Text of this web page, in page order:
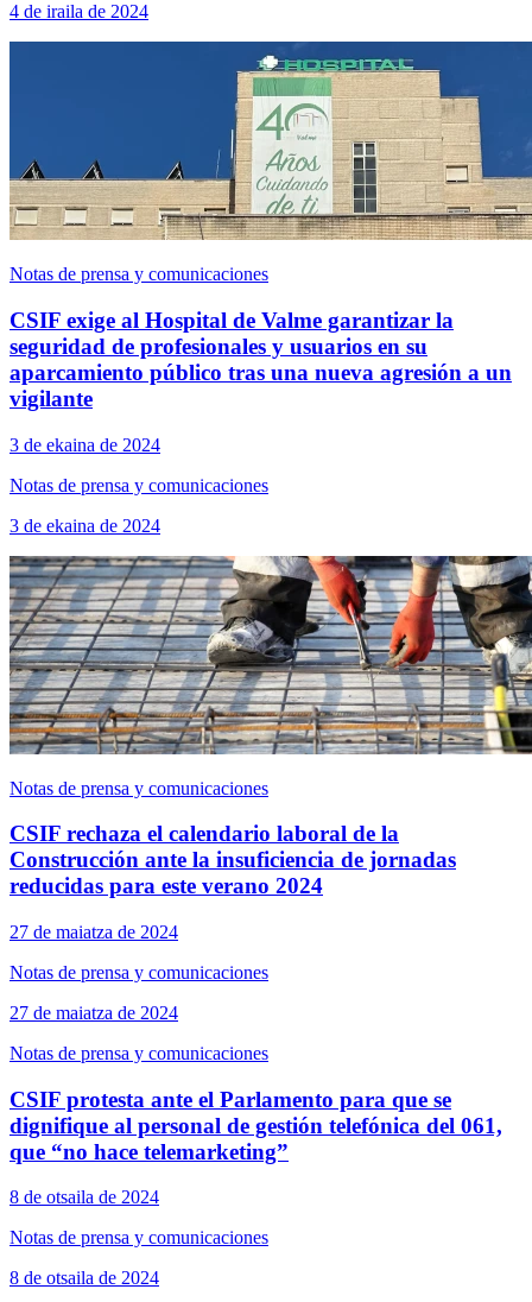
4 de iraila de 2024
Notas de prensa y comunicaciones
CSIF exige al Hospital de Valme garantizar la
seguridad de profesionales y usuarios en su
aparcamiento público tras una nueva agresión a un
vigilante
3 de ekaina de 2024
Notas de prensa y comunicaciones
3 de ekaina de 2024
Notas de prensa y comunicaciones
CSIF rechaza el calendario laboral de la
Construcción ante la insuficiencia de jornadas
reducidas para este verano 2024
27 de maiatza de 2024
Notas de prensa y comunicaciones
27 de maiatza de 2024
Notas de prensa y comunicaciones
CSIF protesta ante el Parlamento para que se
dignifique al personal de gestión telefónica del 061,
que “no hace telemarketing”
8 de otsaila de 2024
Notas de prensa y comunicaciones
8 de otsaila de 2024